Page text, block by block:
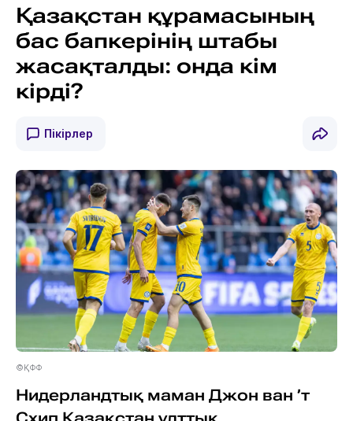
Қазақстан құрамасының
бас бапкерінің штабы
жасақталды: онда кім
кірді?
Пікірлер
©ҚФФ
Нидерландтық маман Джон ван ’т